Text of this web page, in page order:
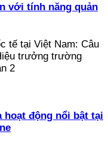
với tính năng quản
hoạt động nổi bật tại